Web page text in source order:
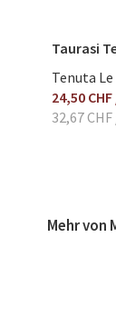
Taurasi
Tenuta Le
24,50 CHF
32,67 CHF
Mehr von